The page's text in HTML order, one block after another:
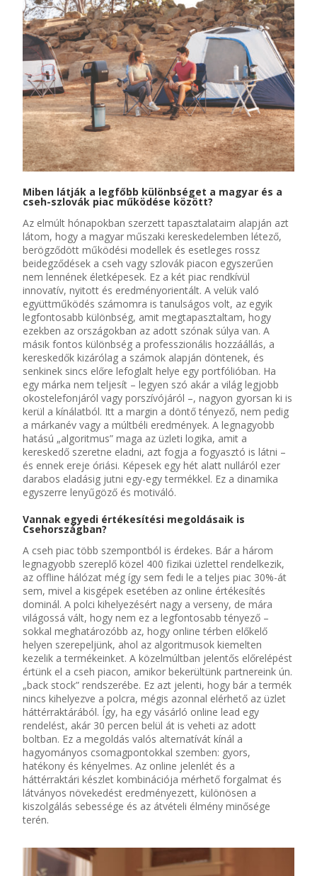
Miben látják a legfőbb különbséget a magyar és a
cseh-szlovák piac működése között?
Az elmúlt hónapokban szerzett tapasztalataim alapján azt
látom, hogy a magyar műszaki kereskedelembenlétező,
berögződött működési modellek és esetleges rossz
beidegződések a cseh vagy szlovák piacon egyszerűen
nem lennének életképesek. Ez a két piac rendkívül
innovatív, nyitott és eredményorientált.A velük való
együttműködés számomra is tanulságos volt, az egyik
legfontosabb különbség, amit megtapasztaltam, hogy
ezekben az országokban az adott szónak súlya van. A
másik fontos különbség a professzionális hozzáállás, a
kereskedők kizárólag a számok alapján döntenek, és
senkinek sincs előre lefoglalt helye egy portfólióban. Ha
egy márka nem teljesít – legyen szó akár a világ legjobb
okostelefonjáról vagy porszívójáról –, nagyon gyorsan ki is
kerül a kínálatból. Itt a margin a döntő tényező, nem pedig
a márkanév vagy a múltbéli eredmények. A legnagyobb
hatású „algoritmus” maga az üzleti logika, amit a
kereskedő szeretne eladni, azt fogja a fogyasztó is látni –
és ennek ereje óriási. Képesek egy hét alatt nulláról ezer
darabos eladásig jutni egy-egy termékkel. Ez a dinamika
egyszerre lenyűgöző és motiváló.
Vannak egyedi értékesítési megoldásaik is
Csehországban?
A cseh piac több szempontból is érdekes. Bár a három
legnagyobb szereplő közel 400 fizikai üzlettel rendelkezik,
az offline hálózat még így sem fedi le ateljespiac 30%-át
sem, mivel a kisgépek esetében az online értékesítés
dominál. A polci kihelyezésért nagy a verseny, de mára
világossá vált, hogy nem ez a legfontosabb tényező –
sokkal meghatározóbb az, hogy online térben előkelő
helyen szerepeljünk, ahol az algoritmusok kiemelten
kezelik a termékeinket. A közelmúltban jelentős előrelépést
értünk el a cseh piacon, amikor bekerültünk partnereink ún.
„back stock” rendszerébe. Ez azt jelenti, hogy bár a termék
nincs kihelyezve a polcra, mégis azonnal elérhető az üzlet
háttérraktárából. Így, ha egy vásárló online lead egy
rendelést, akár 30 percen belül át is veheti az adott
boltban. Ez a megoldás valós alternatívát kínál a
hagyományos csomagpontokkal szemben: gyors,
hatékony és kényelmes. Az online jelenlét és a
háttérraktári készlet kombinációja mérhető forgalmat és
látványos növekedést eredményezett, különösen a
kiszolgálás sebessége és az átvételi élmény minősége
terén.